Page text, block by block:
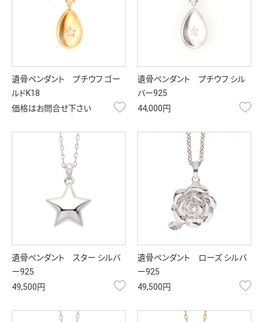
遺骨ペンダント プチウフ ゴー
ルドK18
価格はお問合せ下さい
お気に入り
遺骨ペンダント プチウフ シル
バー925
44,000円
遺骨ペンダント スター シルバ
ー925
49,500円
お気に入り
遺骨ペンダント ローズ シルバ
ー925
49,500円